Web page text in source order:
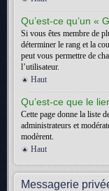
Qu’est-ce qu’un «
Si vous êtes membre de
déterminer le rang et la
peut vous permettre de
l’utilisateur.
Haut
Qu’est-ce que le
Cette page donne la liste
administrateurs et
modèrent.
Haut
Messagerie